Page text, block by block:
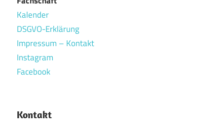
Kalender
DSGVO-Erklärung
Impressum – Kontakt
Instagram
Facebook
Kontakt